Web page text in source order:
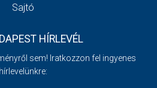
Sajtó
HÍRLEVÉL
sem! Iratkozzon fel ingyenes
hírlevelünkre: